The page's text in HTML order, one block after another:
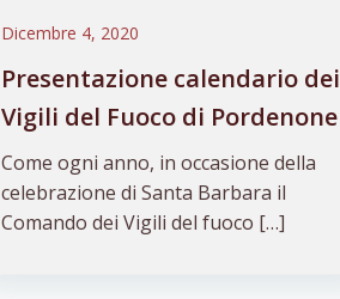
Dicembre 4, 2020
Presentazione calendario dei
Vigili del Fuoco di Pordenone
Come ogni anno, in occasione della
celebrazione di Santa Barbara il
Comando dei Vigili del fuoco […]